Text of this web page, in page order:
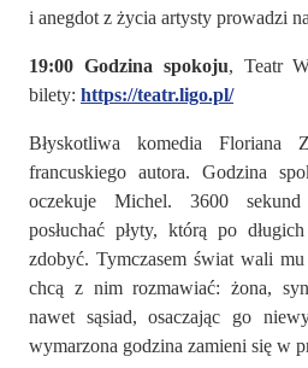
i anegdot z życia artysty prowadzi
19:00 Godzina spokoju, Teatr
bilety: https://teatr.ligo.pl/
Błyskotliwa komedia Floriana
francuskiego autora. Godzina
oczekuje Michel. 3600
posłuchać płyty, którą po
zdobyć. Tymczasem świat wali
chcą z nim rozmawiać: żona,
nawet sąsiad, osaczając go
wymarzona godzina zamieni się w